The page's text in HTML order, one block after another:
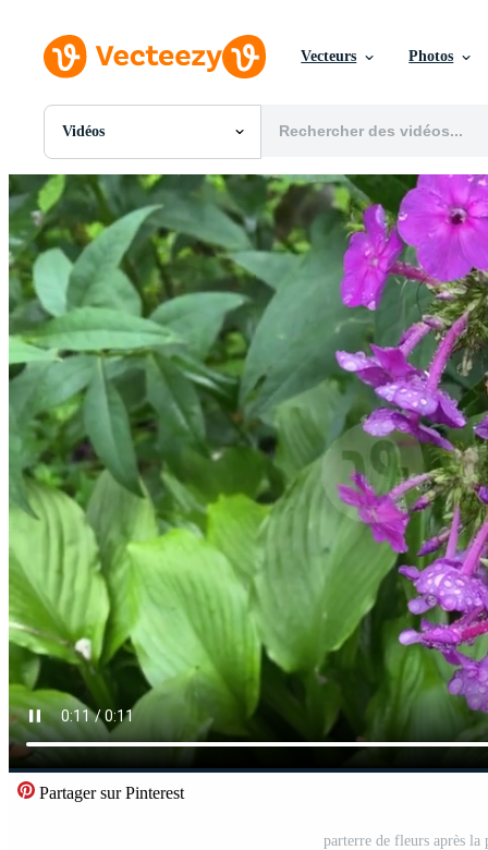
Vecteurs Photos
Vidéos
Toutes Images
Photos
PNGs
PSDs
SVGs
Modèles
Vecteurs
Motion graphics
Images Éditoriales
Événements Éditoriaux
Partager sur Pinterest
parterre de fleurs après la